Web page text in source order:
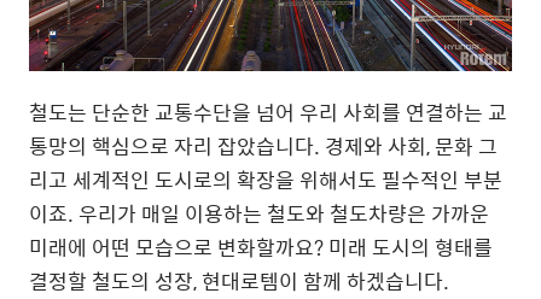
철도는 단순한 교통수단을 넘어 우리 사회를 연결하는 교
통망의 핵심으로 자리 잡았습니다. 경제와 사회, 문화 그
리고 세계적인 도시로의 확장을 위해서도 필수적인 부분
이죠. 우리가 매일 이용하는 철도와 철도차량은 가까운
미래에 어떤 모습으로 변화할까요? 미래 도시의 형태를
결정할 철도의 성장, 현대로템이 함께 하겠습니다.